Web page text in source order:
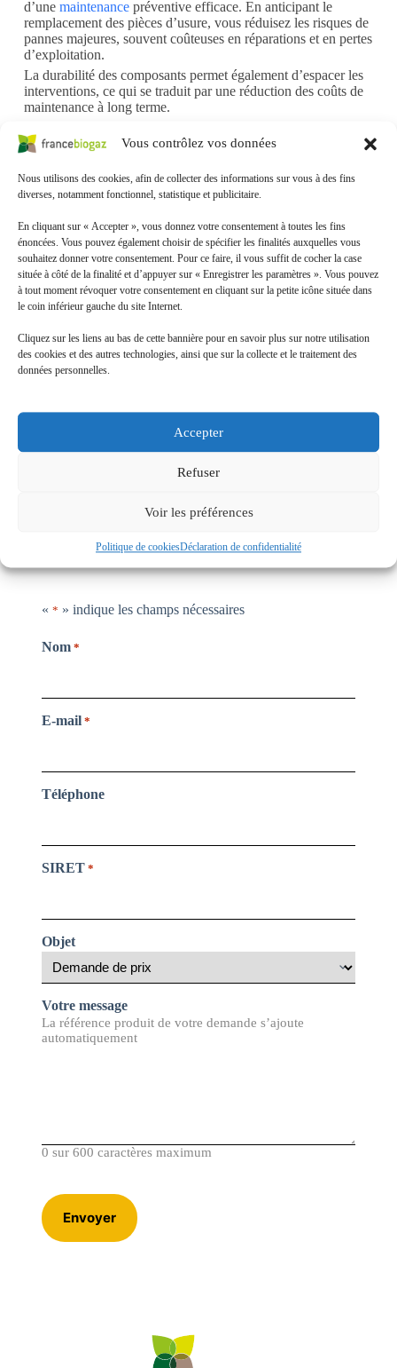
Vous contrôlez vos données
Nous utilisons des cookies, afin de collecter des informations sur vous à des fins
diverses, notamment fonctionnel, statistique et publicitaire.
En cliquant sur « Accepter », vous donnez votre consentement à toutes les fins
énoncées. Vous pouvez également choisir de spécifier les finalités auxquelles vous
souhaitez donner votre consentement. Pour ce faire, il vous suffit de cocher la case
située à côté de la finalité et d’appuyer sur « Enregistrer les paramètres ». Vous pouvez
à tout moment révoquer votre consentement en cliquant sur la petite icône située dans
le coin inférieur gauche du site Internet.
Cliquez sur les liens au bas de cette bannière pour en savoir plus sur notre utilisation
des cookies et des autres technologies, ainsi que sur la collecte et le traitement des
données personnelles.
Accepter
Refuser
Voir les préférences
Politique de cookiesDéclaration de confidentialité
d’une maintenance préventive efficace. En anticipant le
remplacement des pièces d’usure, vous réduisez les risques de
pannes majeures, souvent coûteuses en réparations et en pertes
d’exploitation.
La durabilité des composants permet également d’espacer les
interventions, ce qui se traduit par une réduction des coûts de
maintenance à long terme.
conditions exigeantes de la méthanisation.
Performance: maintien du débit et de la pression dans
pomper.
Simplicité d’installation: kit complet prêt à poser,
réduisant le temps de maintenance.
Économie: moins de pannes, moins d’interventions,
meilleure productivité globale.
En choisissant notreKit Lobes, vous maximisez la
performance de vos pompes à lobes, sécurisez le transfert de
vos intrants et digestats, et contribuez à une
Contenu du kit :
1* PKB.B102.TL.NB - Lobe gauche
Obtenir un devis
« * » indique les champs nécessaires
Nom *
E-mail *
Téléphone
SIRET *
Objet
Votre message
La référence produit de votre demande s’ajoute
automatiquement
0 sur 600 caractères maximum